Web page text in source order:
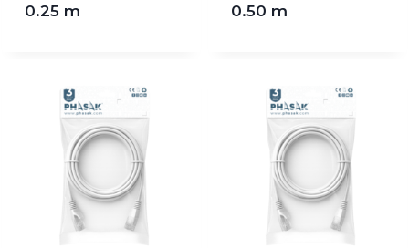
0.25 m
0.50 m